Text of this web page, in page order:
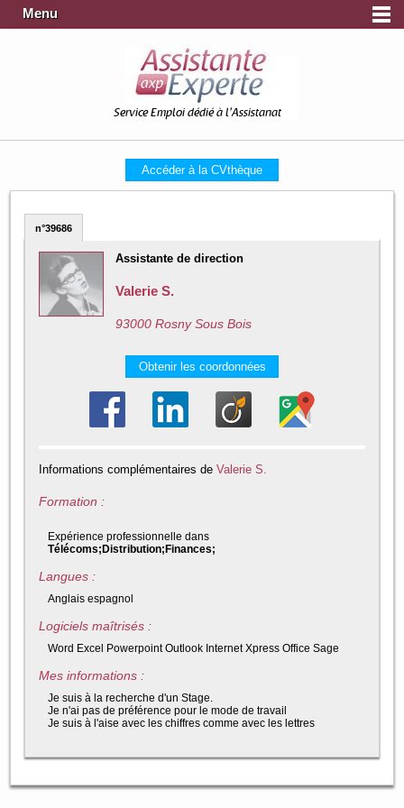
Menu
Service Emploi dédié à l'Assistanat
Accéder à la CVthèque
n°39686
Assistante de direction
Valerie S.
93000 Rosny Sous Bois
Obtenir les coordonnées
Informations complémentaires de Valerie S.
Formation :
Expérience professionnelle dans
Télécoms;Distribution;Finances;
Langues :
Anglais espagnol
Logiciels maîtrisés :
Word Excel Powerpoint Outlook Internet Xpress Office Sage
Mes informations :
Je suis à la recherche d'un Stage.
Je n'ai pas de préférence pour le mode de travail
Je suis à l'aise avec les chiffres comme avec les lettres